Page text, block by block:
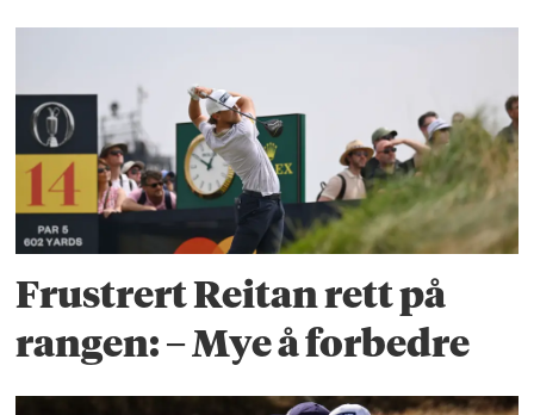
Frustrert Reitan rett på
rangen: – Mye å forbedre